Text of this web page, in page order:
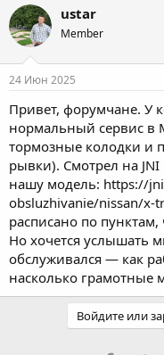
т
о
р
е
м
ы
т
н
ч
а
л
ustar
Member
24 Июн 2025
Привет, форумчане. У
нормальный сервис в
тормозные колодки и
рывки). Смотрел на
нашу модель: https://
obsluzhivanie/nissan/x-
расписано по
Но хочется услышать
обслуживался — как
насколько грамотные
Войдите или